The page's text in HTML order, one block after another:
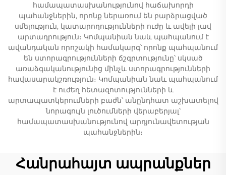
համապատասխանությունով հաճախորդի
պահանջներին, որոնք ներառում են բարձրացված
սմելություն, կատարողությունների ուժը և ավելի լավ
արտադրություն։ Կոմպանիան նաև պահպանում է
ավանդական որոշակի համակարգ՝ որոնք պահպանում
են ստորագրությունների ճշգրտությունը՝ սկսած
առաձգականությունից մինչև ստորագրությունների
հավասարակշռություն։ Կոմպանիան նաև պահպանում
է ուժեղ հետազոտությունների և
արտապատկերումների բաժն՝ անընդհատ աշխատելով
նորագույն լուծումների վերաբերյալ՝
համապատասխանությունով արդյունավետության
պահանջներին։
Հանրահայտ ապրանքներ